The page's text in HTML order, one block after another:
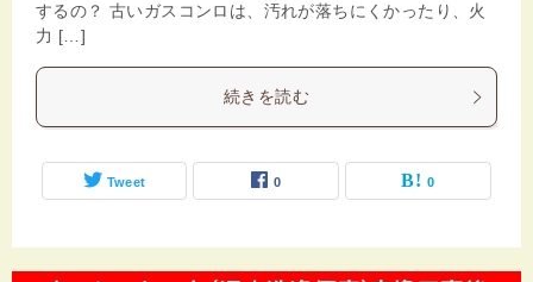
するの？ 古いガスコンロは、汚れが落ちにくかったり、火
力 […]
続きを読む
Tweet 0 0